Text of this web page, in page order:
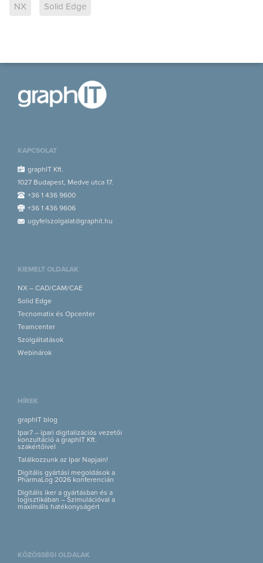
NX Solid Edge
KAPCSOLAT
graphIT Kft.
1027 Budapest, Medve utca 17.
+36 1 436 9600
+36 1 436 9606
ugyfelszolgalat@graphit.hu
KIEMELT OLDALAK
NX – CAD/CAM/CAE
Solid Edge
Tecnomatix és Opcenter
Teamcenter
Szolgáltatások
Webinárok
HÍREK
graphIT blog
Ipar7 – ipari digitalizációs vezetői
konzultáció a graphIT Kft.
szakértőivel
Találkozzunk az Ipar Napjain!
Digitális gyártási megoldások a
PharmaLog 2026 konferencián
Digitális iker a gyártásban és a
logisztikában – Szimulációval a
maximális hatékonyságért
KÖZÖSSÉGI OLDALAK